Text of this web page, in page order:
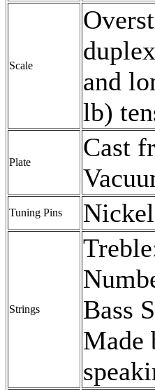
Scale
and
lb)
Plate
Cast
Tuning Pins
Strings
Bass
Made